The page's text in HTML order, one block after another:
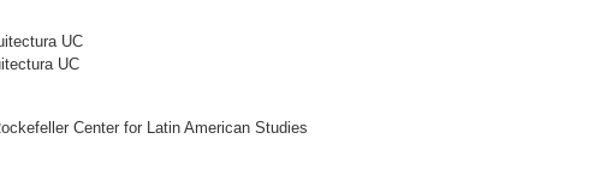
UC
UC
Center for Latin American Studies